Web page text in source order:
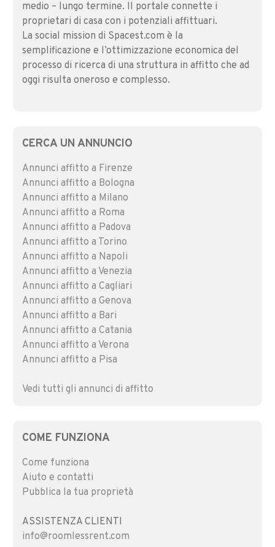
medio – lungo termine. Il portale connette i
proprietari di casa con i potenziali affittuari.
La social mission di Spacest.com è la
semplificazione e l’ottimizzazione economica del
processo di ricerca di una struttura in affitto che ad
oggi risulta oneroso e complesso.
CERCA UN ANNUNCIO
Annunci affitto a Firenze
Annunci affitto a Bologna
Annunci affitto a Milano
Annunci affitto a Roma
Annunci affitto a Padova
Annunci affitto a Torino
Annunci affitto a Napoli
Annunci affitto a Venezia
Annunci affitto a Cagliari
Annunci affitto a Genova
Annunci affitto a Bari
Annunci affitto a Catania
Annunci affitto a Verona
Annunci affitto a Pisa
Vedi tutti gli annunci di affitto
COME FUNZIONA
Come funziona
Aiuto e contatti
Pubblica la tua proprietà
ASSISTENZA CLIENTI
info@roomlessrent.com